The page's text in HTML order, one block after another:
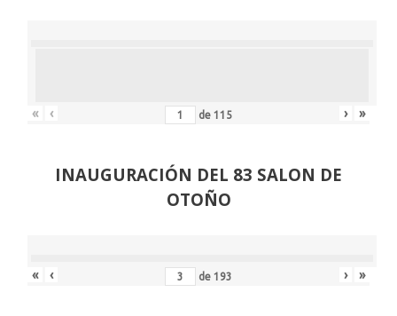
« ‹ de 115 › »
INAUGURACIÓN DEL 83 SALON DE
OTOÑO
« ‹ de 193 › »